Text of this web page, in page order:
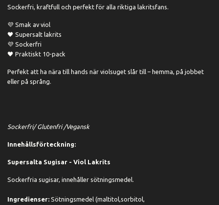
Sockerfri, kraftfull och perfekt för alla riktiga lakritsfans.
💜 Smak av viol
🖤 Supersalt lakrits
💜 Sockerfri
🖤 Praktiskt 10-pack
Perfekt att ha nära till hands när violsuget slår till – hemma, på jobbet
eller på språng.
Sockerfri/ Glutenfri /Vegansk
Innehållsförteckning:
Supersalta Sugisar - Viol Lakrits
Sockerfria sugisar, innehåller sötningsmedel.
Ingredienser: Sötningsmedel (maltitol,sorbitol,